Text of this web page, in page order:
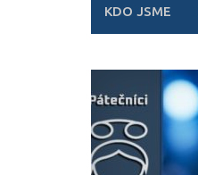
KDO JSME